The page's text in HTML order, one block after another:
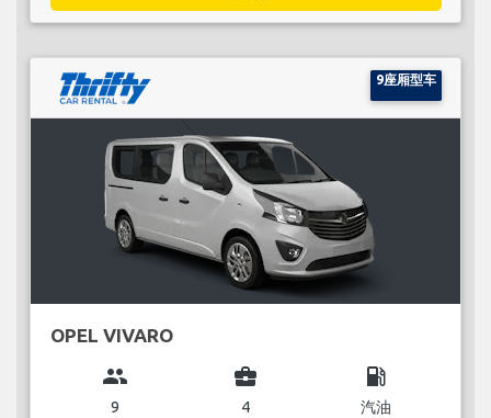
9座厢型车
OPEL VIVARO
group
9
business_center
4
local_gas_station
汽油